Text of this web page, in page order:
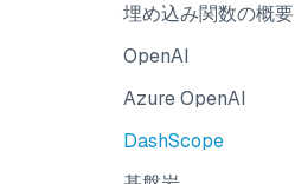
埋め込み関数の概要
OpenAI
Azure OpenAI
DashScope